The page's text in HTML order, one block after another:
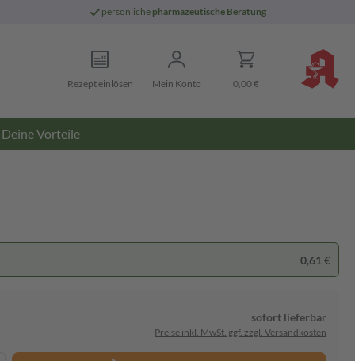
persönliche pharmazeutische Beratung
Rezept einlösen Mein Konto 0,00 €
Deine Vorteile
0,61 €
sofort lieferbar
Preise inkl. MwSt. ggf. zzgl. Versandkosten